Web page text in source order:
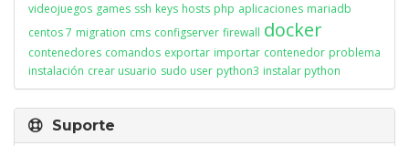
videojuegos games ssh keys hosts php aplicaciones mariadb
centos 7 migration cms configserver firewall docker
contenedores comandos exportar importar contenedor problema
instalación crear usuario sudo user python3 instalar python
Suporte